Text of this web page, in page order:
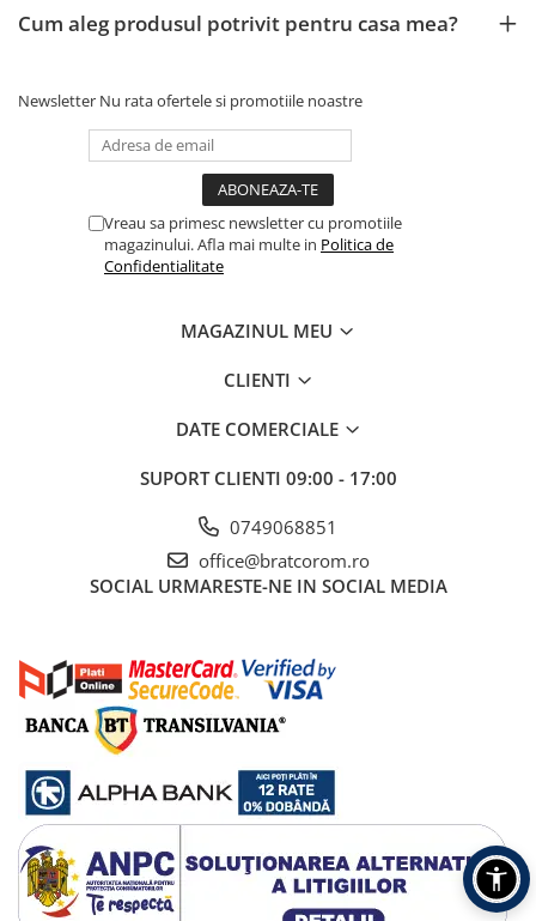
Cum aleg produsul potrivit pentru casa mea?
Newsletter Nu rata ofertele si promotiile noastre
Vreau sa primesc newsletter cu promotiile
magazinului. Afla mai multe in Politica de
Confidentialitate
MAGAZINUL MEU
CLIENTI
DATE COMERCIALE
SUPORT CLIENTI 09:00 - 17:00
0749068851
office@bratcorom.ro
SOCIAL URMARESTE-NE IN SOCIAL MEDIA